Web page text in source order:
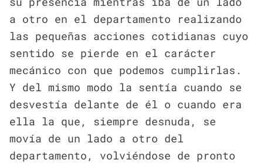
a otro en el departamento realizando
las pequeñas acciones cotidianas cuyo
sentido se pierde en el carácter
mecánico con que podemos cumplirlas.
Y del mismo modo la sentía cuando se
desvestía delante de él o cuando era
ella la que, siempre desnuda, se
movía de un lado a otro del
departamento, volviéndose de pronto